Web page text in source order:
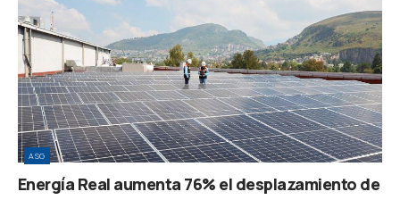
ASG
Energía Real aumenta 76% el desplazamiento de